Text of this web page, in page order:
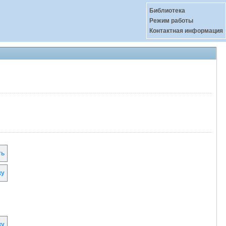
Библиотека
Режим работы
Контактная информация